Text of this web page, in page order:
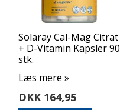
Solaray Cal-Mag Citrat
+ D-Vitamin Kapsler 90
stk.
Læs mere »
DKK 164,95